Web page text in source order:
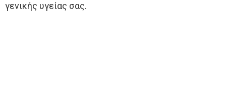
γενικής υγείας σας.